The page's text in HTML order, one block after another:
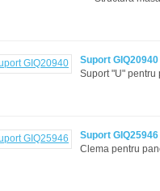
Suport GIQ20940
Suport "U" pentru
Suport GIQ25946
Clema pentru